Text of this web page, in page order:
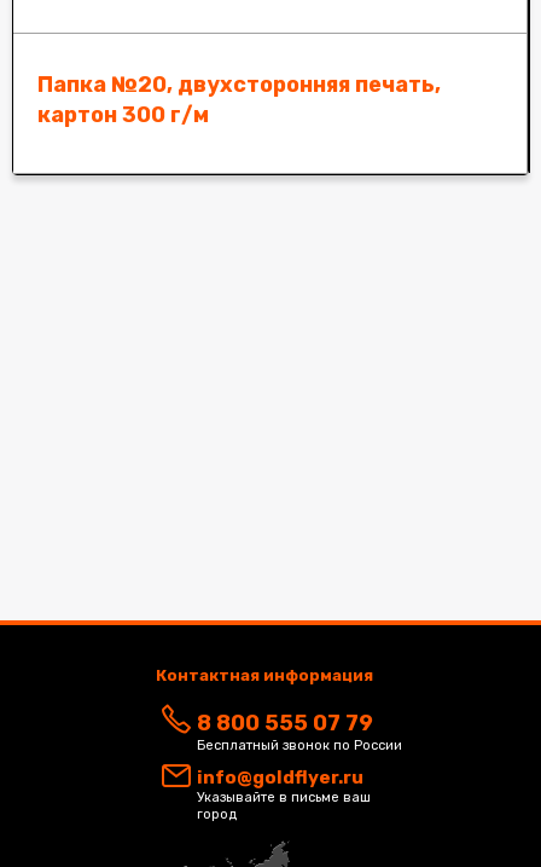
Папка №20, двухсторонняя печать,
картон 300 г/м
Контактная информация
8 800 555 07 79
Бесплатный звонок по России
info@goldflyer.ru
Указывайте в письме ваш
город